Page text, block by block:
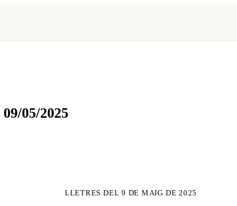
09/05/2025
LLETRES DEL9 DE MAIG DE 2025